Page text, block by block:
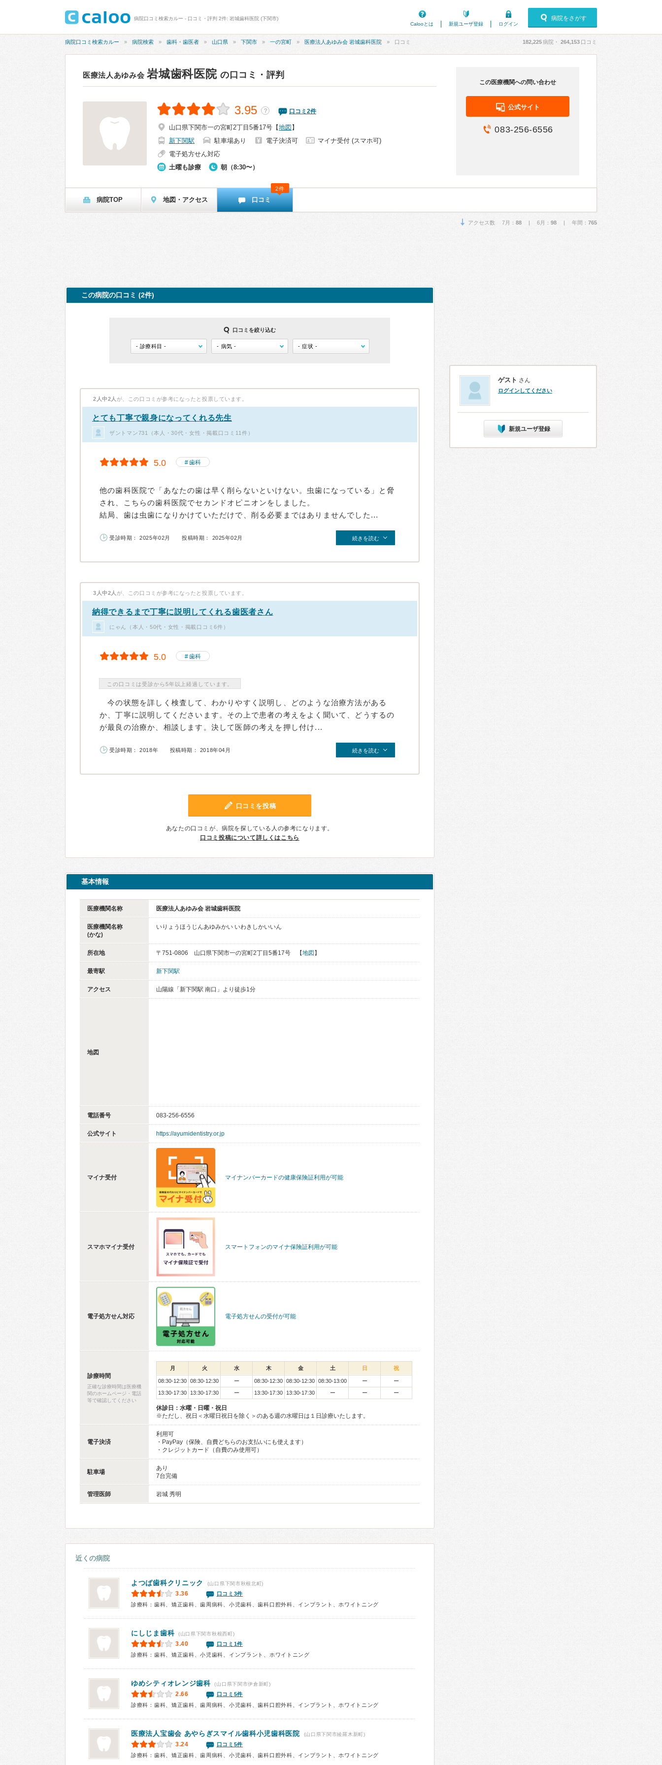
病院口コミ検索カルー - 口コミ・評判 2件: 岩城歯科医院 (下関市)
Calooとは
新規ユーザ登録 ログイン
病院をさがす
病院口コミ検索カルー 病院検索 歯科・歯医者 山口県 下関市 一の宮町 医療法人あゆみ会 岩城歯科医院 口コミ 182,225病院・ 264,153 口コミ
医療法人あゆみ会岩城歯科医院 の口コミ・評判
3.95 ？ 口コミ 2件
山口県下関市一の宮町2丁目5番17号 【地図 】
新下関駅
駐車場あり 電子決済可
マイナ受付 (スマホ可)
電子処方せん対応
土曜も診療
朝（8:30〜）
この医療機関への問い合わせ
公式サイト
083-256-6556
病院TOP 地図・アクセス 口コミ
2件
アクセス数 7月： 88 | 6月： 98 | 年間： 765
この病院の口コミ (2件)
口コミを絞り込む
2人中2人 が、この口コミが参考になったと投票しています。
とても丁寧で親身になってくれる先生
ザントマン731（本人・30代・女性・掲載口コミ11件）
5.0 歯科
他の歯科医院で「あなたの歯は早く削らないといけない。虫歯になっている」と脅
され、こちらの歯科医院でセカンドオピニオンをしました。
結局、歯は虫歯になりかけていただけで、削る必要まではありませんでした...
受診時期： 2025年02月 投稿時期： 2025年02月 続きを読む
3人中2人 が、この口コミが参考になったと投票しています。
納得できるまで丁寧に説明してくれる歯医者さん
にゃん（本人・50代・女性・掲載口コミ6件）
5.0 歯科
この口コミは受診から5年以上経過しています。
今の状態を詳しく検査して、わかりやすく説明し、どのような治療方法がある
か、丁寧に説明してくださいます。その上で患者の考えをよく聞いて、どうするの
が最良の治療か、相談します。決して医師の考えを押し付け...
受診時期： 2018年 投稿時期： 2018年04月 続きを読む
口コミを投稿
あなたの口コミが、病院を探している人の参考になります。
口コミ投稿について詳しくはこちら
基本情報
医療機関名称 医療法人あゆみ会 岩城歯科医院
医療機関名称
(かな)
いりょうほうじんあゆみかい いわきしかいいん
所在地 〒751-0806 山口県下関市一の宮町2丁目5番17号 【地図 】
最寄駅 新下関駅
アクセス 山陽線「新下関駅 南口」より徒歩1分
地図
電話番号 083-256-6556
公式サイト https://ayumidentistry.or.jp
マイナ受付 マイナンバーカードの健康保険証利用が可能
スマホマイナ受付 スマートフォンのマイナ保険証利用が可能
電子処方せん対応 電子処方せんの受付が可能
診療時間
正確な診療時間は医療機
関のホームページ・電話
等で確認してください
月 火 水 木 金 土 日 祝
08:30-12:30 08:30-12:30 ー 08:30-12:30 08:30-12:30 08:30-13:00 ー
ー
13:30-17:30
13:30-17:30 ー 13:30-17:30 13:30-17:30 ー ー ー
休診日：水曜・日曜・祝日
※ただし、祝日＜水曜日祝日を除く＞のある週の水曜日は１日診療いたします。
電子決済
利用可
・PayPay（保険、自費どちらのお支払いにも使えます）
・クレジットカード（自費のみ使用可）
駐車場
あり
7台完備
管理医師 岩城 秀明
近くの病院
よつば歯科クリニック (山口県下関市秋根北町)
3.36
口コミ3件
診療科：歯科、矯正歯科、歯周病科、小児歯科、歯科口腔外科、インプラント、ホワイトニング
にしじま歯科 (山口県下関市秋根西町)
3.40
口コミ1件
診療科：歯科、矯正歯科、小児歯科、インプラント、ホワイトニング
ゆめシティオレンジ歯科 (山口県下関市伊倉新町)
2.66
口コミ5件
診療科：歯科、矯正歯科、歯周病科、小児歯科、歯科口腔外科、インプラント、ホワイトニング
医療法人宝歯会 あやらぎスマイル歯科小児歯科医院 (山口県下関市綾羅木新町)
3.24
口コミ5件
診療科：歯科、矯正歯科、歯周病科、小児歯科、歯科口腔外科、インプラント、ホワイトニング
ゲスト さん
ログインしてください
新規ユーザ登録